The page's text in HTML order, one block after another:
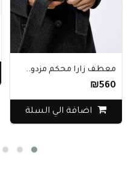
معطف زارا محكم مزدو..
₪560
اضافة الي السلة